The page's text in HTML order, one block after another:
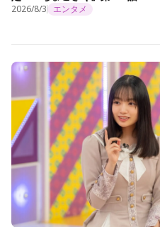
2026/8/3 エンタメ